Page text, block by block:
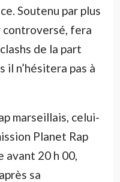
Soutenu par plus
controversé, fera
de la part
il n’hésitera pas à
marseillais, celui-
Planet Rap
20 h 00,
sa